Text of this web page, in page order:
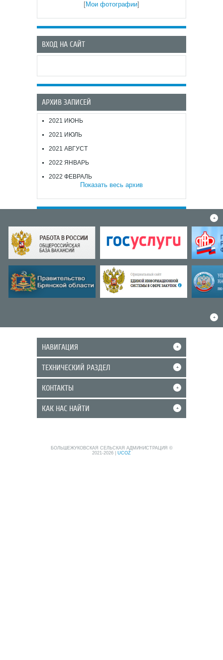
[Мои фотографии]
ВХОД НА САЙТ
АРХИВ ЗАПИСЕЙ
2021 ИЮНЬ
2021 ИЮЛЬ
2021 АВГУСТ
2022 ЯНВАРЬ
2022 ФЕВРАЛЬ
Показать весь архив
+
+
НАВИГАЦИЯ +
ТЕХНИЧЕСКИЙ РАЗДЕЛ +
КОНТАКТЫ +
КАК НАС НАЙТИ +
БОЛЬШЕЖУКОВСКАЯ СЕЛЬСКАЯ АДМИНИСТРАЦИЯ ©
2021-2026
UCOZ